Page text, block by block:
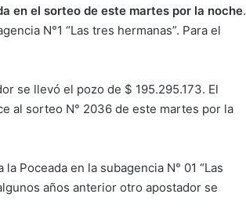
en el sorteo de este martes por la noche.
N°1 “Las tres hermanas”. Para el
se llevó el pozo de $ 195.295.173. El
al sorteo N° 2036 de este martes por la
Poceada en la subagencia N° 01 “Las
años anterior otro apostador se